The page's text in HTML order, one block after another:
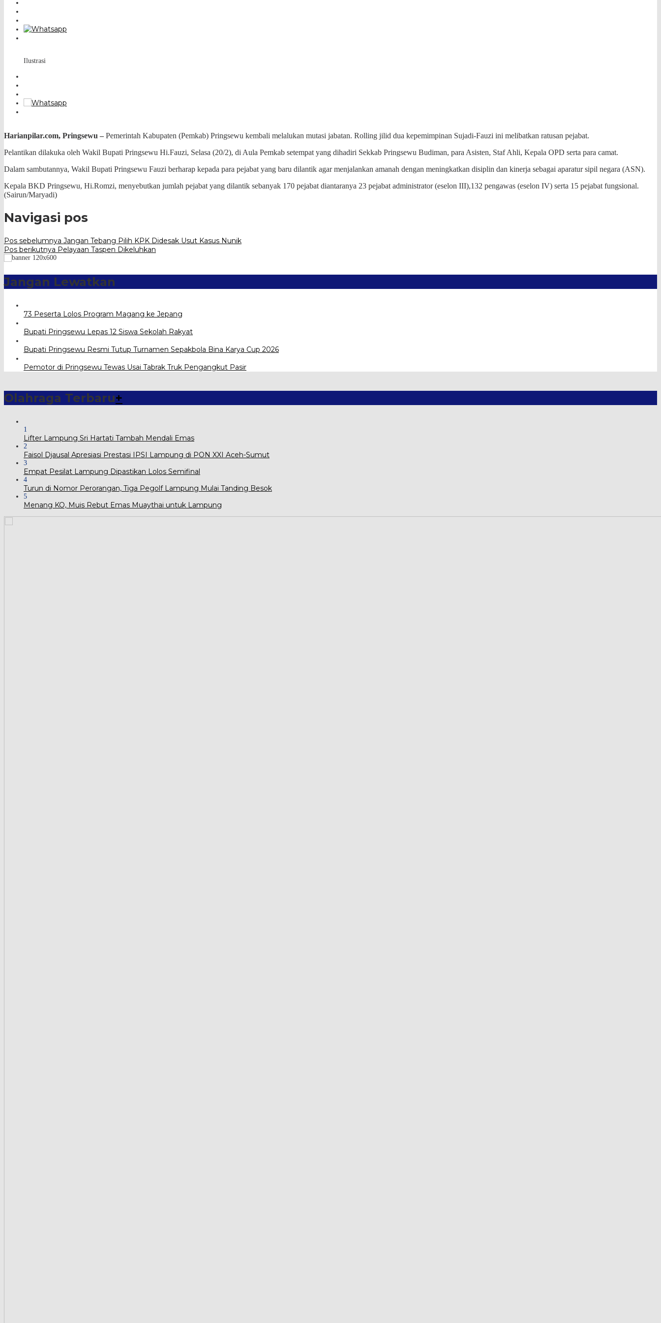
Ilustrasi
Harianpilar.com, Pringsewu – Pemerintah Kabupaten (Pemkab) Pringsewu kembali melalukan mutasi jabatan. Rolling jilid dua kepemimpinan Sujadi-Fauzi ini melibatkan ratusan pejabat.
Pelantikan dilakuka oleh Wakil Bupati Pringsewu Hi.Fauzi, Selasa (20/2), di Aula Pemkab setempat yang dihadiri Sekkab Pringsewu Budiman, para Asisten, Staf Ahli, Kepala OPD serta para camat.
Dalam sambutannya, Wakil Bupati Pringsewu Fauzi berharap kepada para pejabat yang baru dilantik agar menjalankan amanah dengan meningkatkan disiplin dan kinerja sebagai aparatur sipil negara (ASN).
Kepala BKD Pringsewu, Hi.Romzi, menyebutkan jumlah pejabat yang dilantik sebanyak 170 pejabat diantaranya 23 pejabat administrator (eselon III),132 pengawas (eselon IV) serta 15 pejabat fungsional.
(Sairun/Maryadi)
Navigasi pos
Pos sebelumnya Jangan Tebang Pilih KPK Didesak Usut Kasus Nunik
Pos berikutnya Pelayaan Taspen Dikeluhkan
Jangan Lewatkan
73 Peserta Lolos Program Magang ke Jepang
Bupati Pringsewu Lepas 12 Siswa Sekolah Rakyat
Bupati Pringsewu Resmi Tutup Turnamen Sepakbola Bina Karya Cup 2026
Pemotor di Pringsewu Tewas Usai Tabrak Truk Pengangkut Pasir
Olahraga Terbaru+
1
Lifter Lampung Sri Hartati Tambah Mendali Emas
2
Faisol Djausal Apresiasi Prestasi IPSI Lampung di PON XXI Aceh-Sumut
3
Empat Pesilat Lampung Dipastikan Lolos Semifinal
4
Turun di Nomor Perorangan, Tiga Pegolf Lampung Mulai Tanding Besok
5
Menang KO, Muis Rebut Emas Muaythai untuk Lampung